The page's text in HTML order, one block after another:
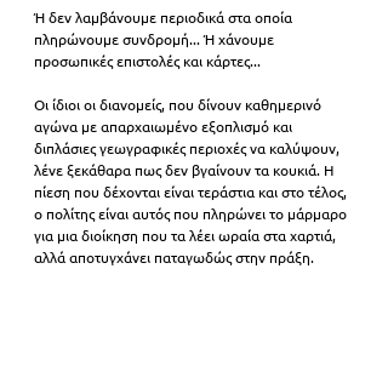
Ή δεν λαμβάνουμε περιοδικά στα οποία
πληρώνουμε συνδρομή... Ή χάνουμε
προσωπικές επιστολές και κάρτες...
Οι ίδιοι οι διανομείς, που δίνουν καθημερινό
αγώνα με απαρχαιωμένο εξοπλισμό και
διπλάσιες γεωγραφικές περιοχές να καλύψουν,
λένε ξεκάθαρα πως δεν βγαίνουν τα κουκιά. Η
πίεση που δέχονται είναι τεράστια και στο τέλος,
ο πολίτης είναι αυτός που πληρώνει το μάρμαρο
για μια διοίκηση που τα λέει ωραία στα χαρτιά,
αλλά αποτυγχάνει παταγωδώς στην πράξη.